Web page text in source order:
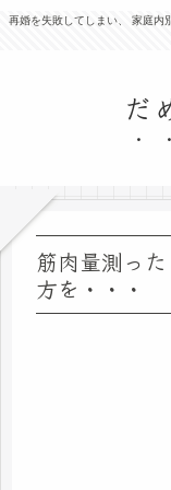
再婚を失敗してしまい、 家庭内
だ
筋肉量測っ
方を・・・